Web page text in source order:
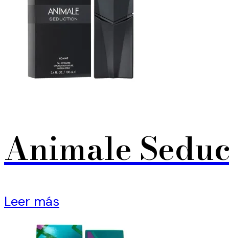
Animale
Leer más